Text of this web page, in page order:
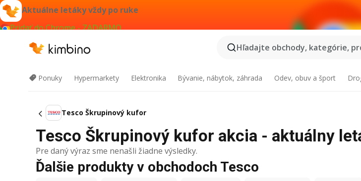
Aktuálne letáky vždy po ruke
Pridať do Chrome - ZADARMO
Hľadajte obchody, kategórie,
Ponuky Hypermarkety Elektronika Bývanie, nábytok, záhrada Odev, obuv a šport
Tesco Škrupinový kufor
Tesco Škrupinový kufor akcia - aktuálny
Pre daný výraz sme nenašli žiadne výsledky.
Ďalšie produkty v obchodoch Tesco